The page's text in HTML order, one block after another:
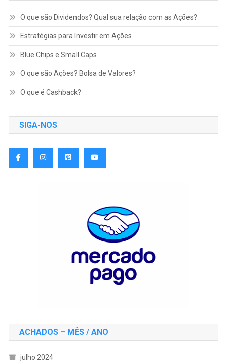
O que são Dividendos? Qual sua relação com as Ações?
Estratégias para Investir em Ações
Blue Chips e Small Caps
O que são Ações? Bolsa de Valores?
O que é Cashback?
SIGA-NOS
ACHADOS – MÊS / ANO
julho 2024